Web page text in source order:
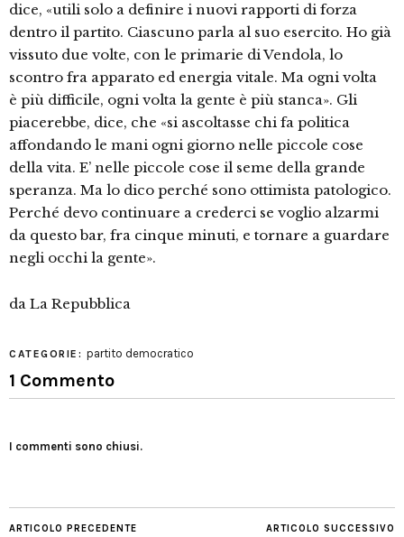
dice, «utili solo a definire i nuovi rapporti di forza
dentro il partito. Ciascuno parla al suo esercito. Ho già
vissuto due volte, con le primarie di Vendola, lo
scontro fra apparato ed energia vitale. Ma ogni volta
è più difficile, ogni volta la gente è più stanca». Gli
piacerebbe, dice, che «si ascoltasse chi fa politica
affondando le mani ogni giorno nelle piccole cose
della vita. E’ nelle piccole cose il seme della grande
speranza. Ma lo dico perché sono ottimista patologico.
Perché devo continuare a crederci se voglio alzarmi
da questo bar, fra cinque minuti, e tornare a guardare
negli occhi la gente».
da La Repubblica
CATEGORIE: partito democratico
1 Commento
I commenti sono chiusi.
ARTICOLO PRECEDENTE ARTICOLO SUCCESSIVO